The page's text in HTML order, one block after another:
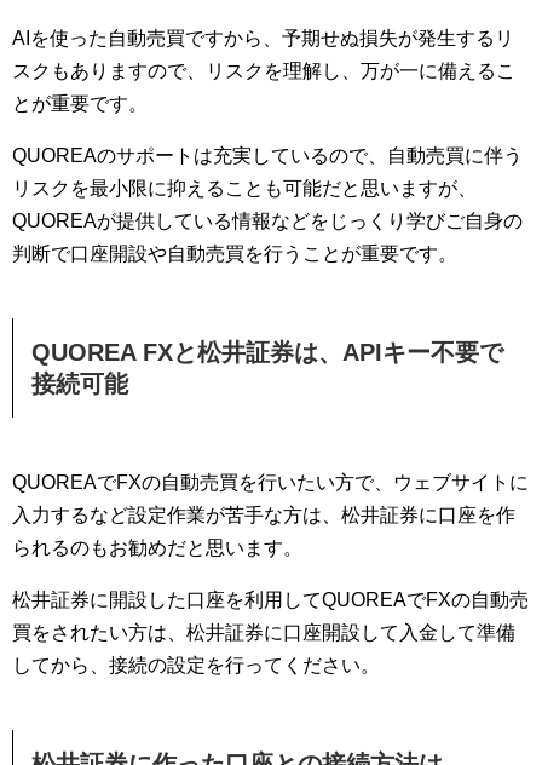
AIを使った自動売買ですから、予期せぬ損失が発生するリ
スクもありますので、リスクを理解し、万が一に備えるこ
とが重要です。
QUOREAのサポートは充実しているので、自動売買に伴う
リスクを最小限に抑えることも可能だと思いますが、
QUOREAが提供している情報などをじっくり学びご自身の
判断で口座開設や自動売買を行うことが重要です。
QUOREA FXと松井証券は、APIキー不要で
接続可能
QUOREAでFXの自動売買を行いたい方で、ウェブサイトに
入力するなど設定作業が苦手な方は、松井証券に口座を作
られるのもお勧めだと思います。
松井証券に開設した口座を利用してQUOREAでFXの自動売
買をされたい方は、松井証券に口座開設して入金して準備
してから、接続の設定を行ってください。